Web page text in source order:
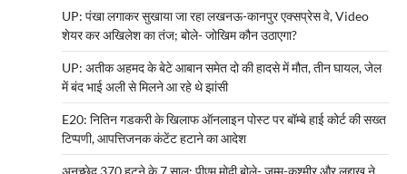
UP: पंखा लगाकर सुखाया जा रहा लखनऊ-कानपुर एक्सप्रेस वे, Video
शेयर कर अखिलेश का तंज; बोले- जोखिम कौन उठाएगा?
UP: अतीक अहमद के बेटे आबान समेत दो की हादसे में मौत, तीन घायल, जेल
में बंद भाई अली से मिलने आ रहे थे झांसी
E20: नितिन गडकरी के खिलाफ ऑनलाइन पोस्ट पर बॉम्बे हाई कोर्ट की सख्त
टिप्पणी, आपत्तिजनक कंटेंट हटाने का आदेश
अनुच्छेद 370 हटने के 7 साल: पीएम मोदी बोले- जम्मू-कश्मीर और लद्दाख ने